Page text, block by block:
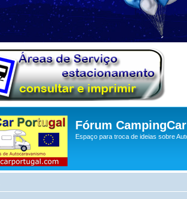
Fórum
Espaço para troca de ideias sobre